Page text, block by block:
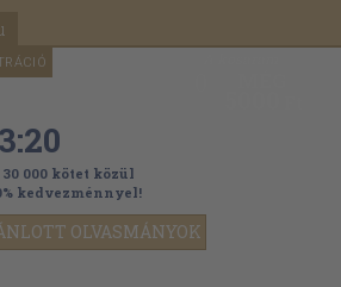
OLVASMÁNYOK
000 kötet közül
kedvezménnyel!